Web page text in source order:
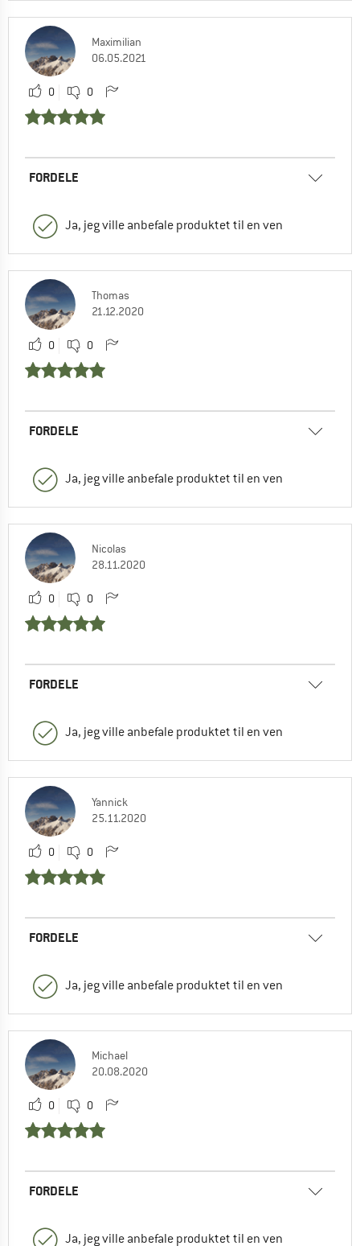
Maximilian
06.05.2021
0 0
FORDELE
Ja, jeg ville anbefale produktet til en ven
Thomas
21.12.2020
0 0
FORDELE
Ja, jeg ville anbefale produktet til en ven
Nicolas
28.11.2020
0 0
FORDELE
Ja, jeg ville anbefale produktet til en ven
Yannick
25.11.2020
0 0
FORDELE
Ja, jeg ville anbefale produktet til en ven
Michael
20.08.2020
0 0
FORDELE
Ja, jeg ville anbefale produktet til en ven